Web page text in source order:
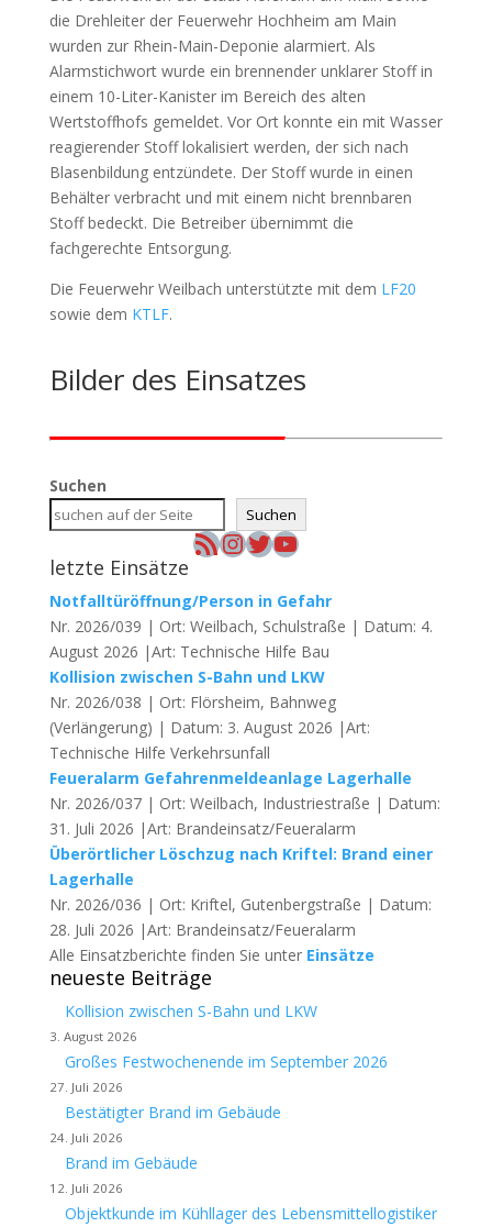
die Drehleiter der Feuerwehr Hochheim am Main
wurden zur Rhein-Main-Deponie alarmiert. Als
Alarmstichwort wurde ein brennender unklarer Stoff in
einem 10-Liter-Kanister im Bereich des alten
Wertstoffhofs gemeldet. Vor Ort konnte ein mit Wasser
reagierender Stoff lokalisiert werden, der sich nach
Blasenbildung entzündete. Der Stoff wurde in einen
Behälter verbracht und mit einem nicht brennbaren
Stoff bedeckt. Die Betreiber übernimmt die
fachgerechte Entsorgung.
Die Feuerwehr Weilbach unterstützte mit dem LF20
sowie dem KTLF.
Bilder des Einsatzes
Suchen
Suchen
RSS-FeedInstagram
Twitter
YouTube
letzte Einsätze
Notfalltüröffnung/Person in Gefahr
Nr. 2026/039 | Ort: Weilbach, Schulstraße | Datum: 4.
August 2026 |Art: Technische Hilfe Bau
Kollision zwischen S-Bahn und LKW
Nr. 2026/038 | Ort: Flörsheim, Bahnweg
(Verlängerung) | Datum: 3. August 2026 |Art:
Technische Hilfe Verkehrsunfall
Feueralarm Gefahrenmeldeanlage Lagerhalle
Nr. 2026/037 | Ort: Weilbach, Industriestraße | Datum:
31. Juli 2026 |Art: Brandeinsatz/Feueralarm
Überörtlicher Löschzug nach Kriftel: Brand einer
Lagerhalle
Nr. 2026/036 | Ort: Kriftel, Gutenbergstraße | Datum:
28. Juli 2026 |Art: Brandeinsatz/Feueralarm
Alle Einsatzberichte finden Sie unter Einsätze
neueste Beiträge
Kollision zwischen S-Bahn und LKW
3. August 2026
Großes Festwochenende im September 2026
27. Juli 2026
Bestätigter Brand im Gebäude
24. Juli 2026
Brand im Gebäude
12. Juli 2026
Objektkunde im Kühllager des Lebensmittellogistiker